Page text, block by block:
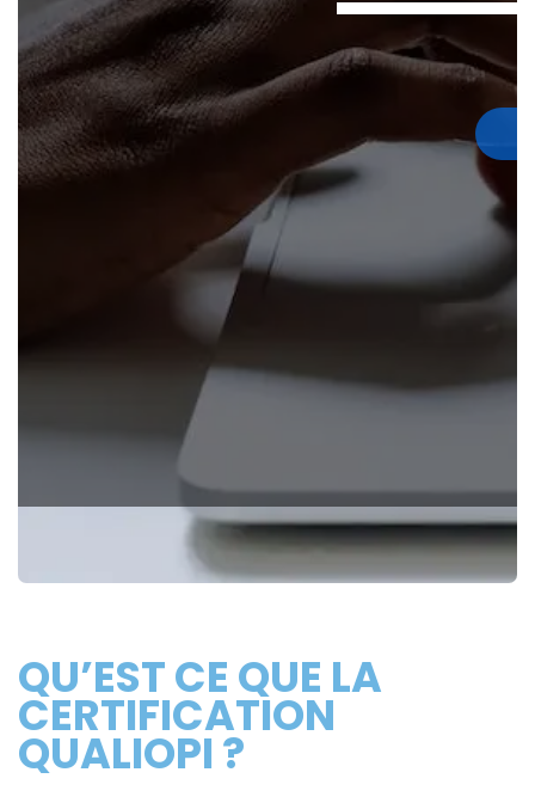
QU’EST CE QUE LA
CERTIFICATION
QUALIOPI ?